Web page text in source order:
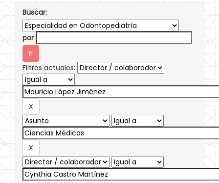
Buscar:
por
Filtros actuales: